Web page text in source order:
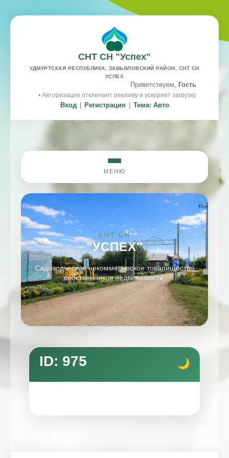
СНТ СН "Успех"
УДМУРТСКАЯ РЕСПУБЛИКА, ЗАВЬЯЛОВСКИЙ РАЙОН, СНТ СН
УСПЕХ
Приветствуем, Гость
• Авторизация отключает рекламу и ускоряет загрузку
Вход Регистрация Тема: Авто
МЕНЮ
СНТ СН
"УСПЕХ"
Садоводческое некоммерческое товарищество
собственников недвижимости.
ID: 975